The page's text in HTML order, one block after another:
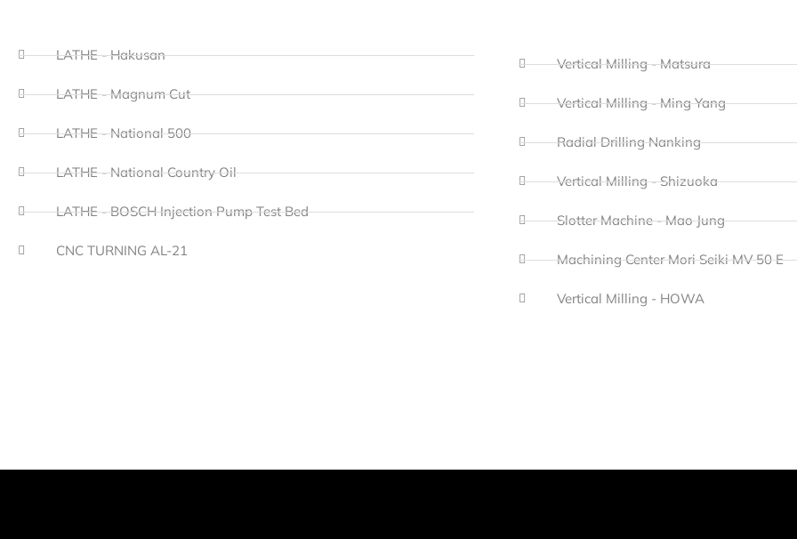
LATHE - Hakusan
LATHE - Magnum Cut
LATHE - National 500
LATHE - National Country Oil
LATHE - BOSCH Injection Pump Test Bed
CNC TURNING AL-21
Vertical Milling - Matsura
Vertical Milling - Ming Yang
Radial Drilling Nanking
Vertical Milling - Shizuoka
Slotter Machine - Mao Jung
Machining Center Mori Seiki MV 50 E
Vertical Milling - HOWA